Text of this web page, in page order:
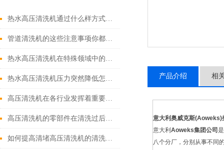
热水高压清洗机通过什么样方式来实现增压呢
管道清洗机的这些注意事项你都落实到位了吗
热水高压清洗机在特殊领域中的应用
热水高压清洗机压力突然降低怎么回事
高压清洗机在各行业发挥着重要的作用
高压清洗机的零部件在清洗过后还需要注意什么
如何提高清堵高压清洗机的清洗效果？
产品介绍 相
意大利奥威克斯(Aoweks)
意大利Aoweks集团公司
八个分厂，分别从事不同